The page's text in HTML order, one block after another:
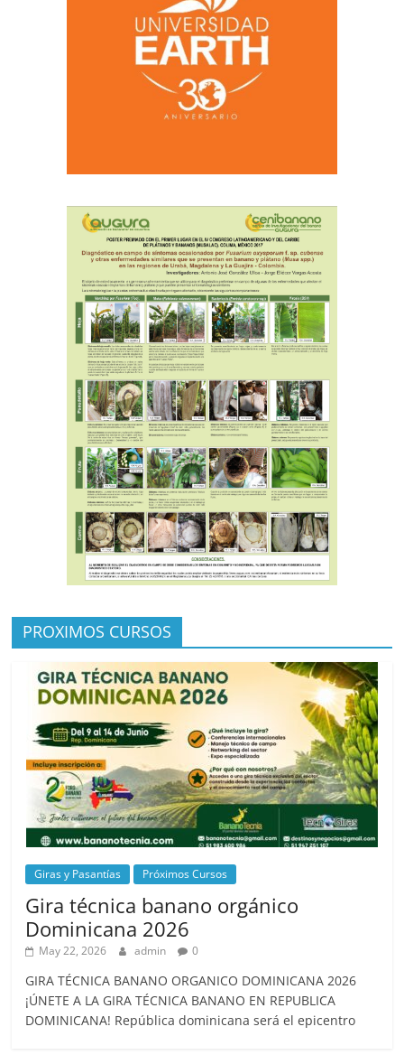
PROXIMOS CURSOS
Giras y Pasantías Próximos Cursos
Gira técnica banano orgánico
Dominicana 2026
May 22, 2026 admin 0
GIRA TÉCNICA BANANO ORGANICO DOMINICANA 2026
¡ÚNETE A LA GIRA TÉCNICA BANANO EN REPUBLICA
DOMINICANA! República dominicana será el epicentro